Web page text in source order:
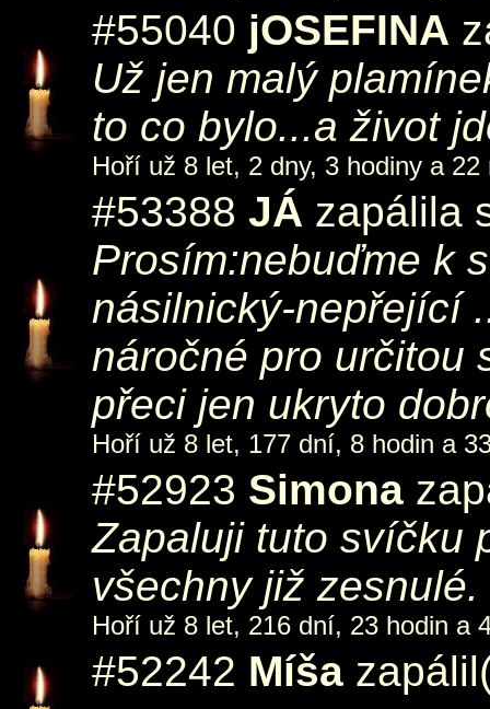
#55040 jOSEFINA
Už jen malý
to co bylo...a život
Hoří už 8 let, 2 dny, 3 hodiny a 22
#53388 JÁ zapálila
Prosím:nebuďme k
násilnický-nepřející
náročné pro určitou
přeci jen ukryto
Hoří už 8 let, 177 dní, 8 hodin a
#52923 Simona
Zapaluji tuto svíčku
všechny již zesnulé.
Hoří už 8 let, 216 dní, 23 hodin a
#52242 Míša